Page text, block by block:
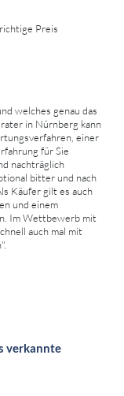
Preis
welches genau das
in Nürnberg kann
einer
für Sie
nachträglich
bitter und nach
Käufer gilt es auch
und einem
Im Wettbewerb mit
auch mal mit
verkannte